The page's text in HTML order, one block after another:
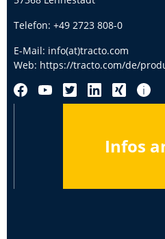
Telefon: +49 2723 808-0
E-Mail: info(at)tracto.com
Web: https://tracto.com/de/
Infos